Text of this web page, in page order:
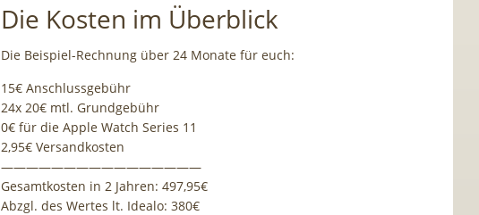
Die Kosten im Überblick
Die Beispiel-Rechnung über 24 Monate für euch:
15€ Anschlussgebühr
24x 20€ mtl. Grundgebühr
0€ für die Apple Watch Series 11
2,95€ Versandkosten
————————————————
Gesamtkosten in 2 Jahren: 497,95€
Abzgl. des Wertes lt. Idealo: 380€